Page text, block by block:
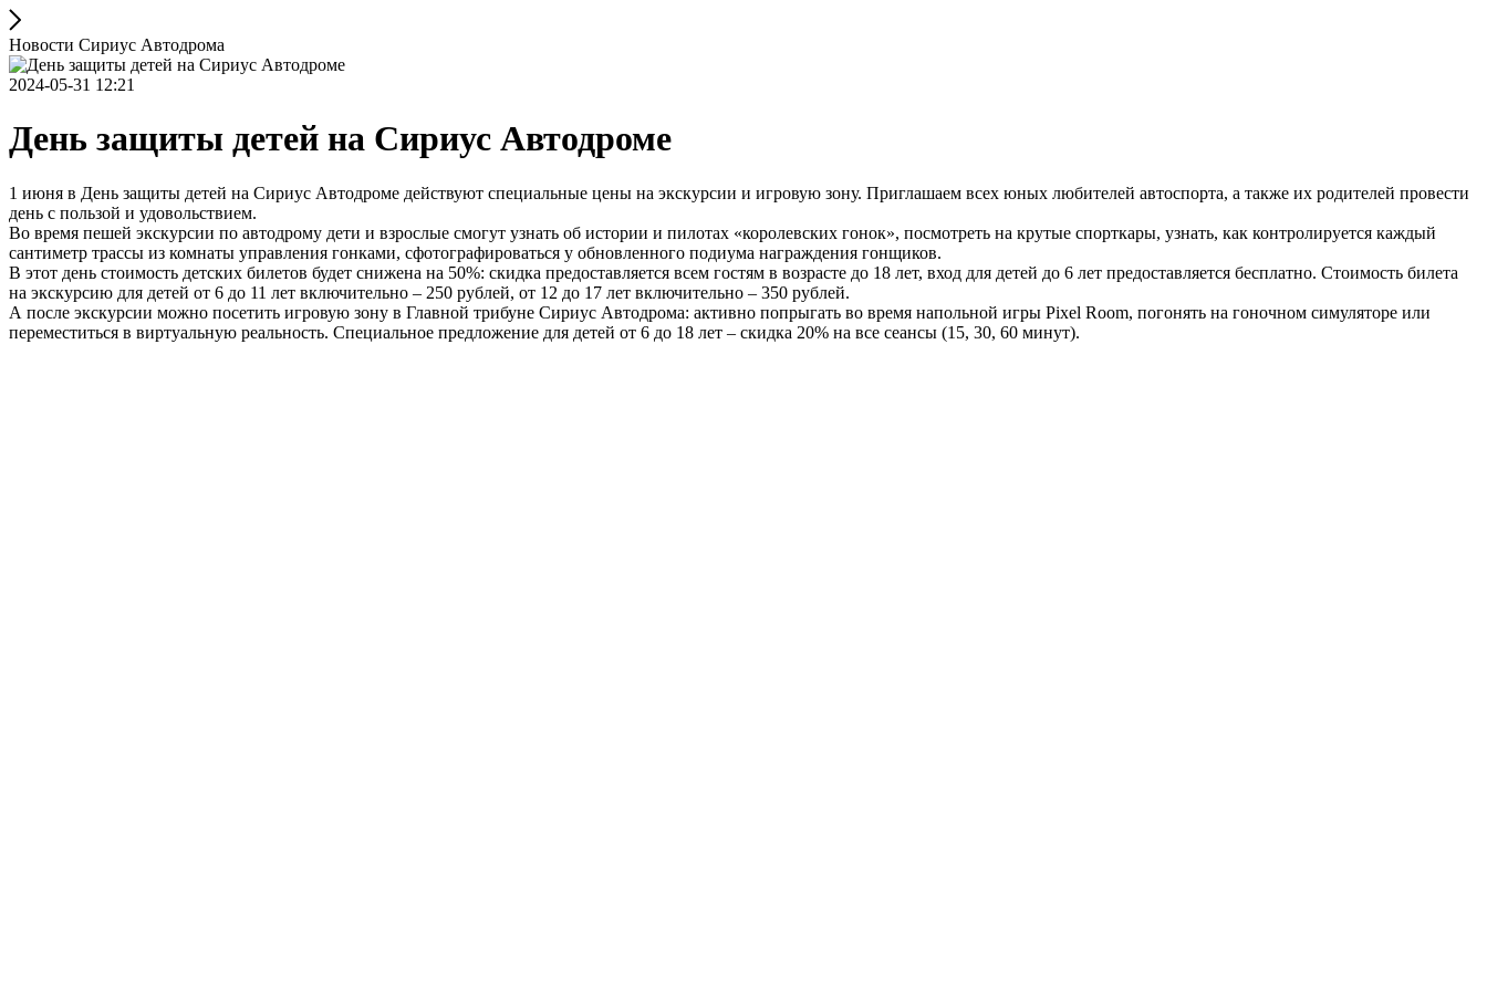
Новости Сириус Автодрома
2024-05-31 12:21
День защиты детей на Сириус Автодроме
1 июня в День защиты детей на Сириус Автодроме действуют специальные цены на экскурсии и игровую зону. Приглашаем всех юных любителей автоспорта, а также их родителей провести
день с пользой и удовольствием.
Во время пешей экскурсии по автодрому дети и взрослые смогут узнать об истории и пилотах «королевских гонок», посмотреть на крутые спорткары, узнать, как контролируется каждый
сантиметр трассы из комнаты управления гонками, сфотографироваться у обновленного подиума награждения гонщиков.
В этот день стоимость детских билетов будет снижена на 50%: скидка предоставляется всем гостям в возрасте до 18 лет, вход для детей до 6 лет предоставляется бесплатно. Стоимость билета
на экскурсию для детей от 6 до 11 лет включительно – 250 рублей, от 12 до 17 лет включительно – 350 рублей.
А после экскурсии можно посетить игровую зону в Главной трибуне Сириус Автодрома: активно попрыгать во время напольной игры Pixel Room, погонять на гоночном симуляторе или
переместиться в виртуальную реальность. Специальное предложение для детей от 6 до 18 лет – скидка 20% на все сеансы (15, 30, 60 минут).